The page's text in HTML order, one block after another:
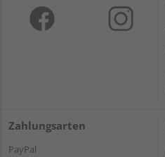
Zahlungsarten
PayPal